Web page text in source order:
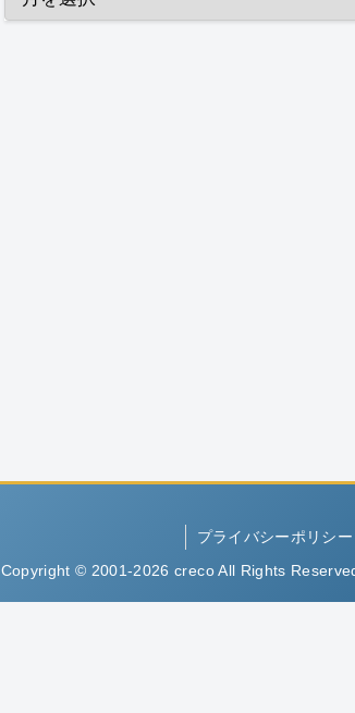
プライバシーポリシー
Copyright © 2001-2026 creco All Rights